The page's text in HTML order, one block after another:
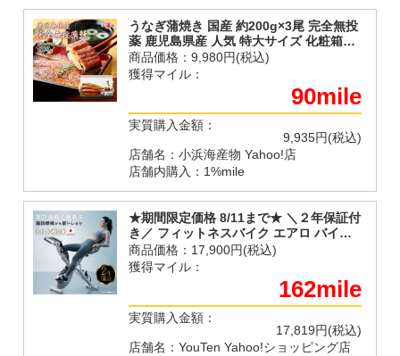
うなぎ蒲焼き 国産 約200g×3尾 完全無投
薬 鹿児島県産 人気 特大サイズ 化粧箱入
蒲焼きうなぎ蒲焼き うなぎ 爆買
商品価格： 9,980円(税込)
獲得マイル：
90mile
実質購入金額：
9,935円(税込)
店舗名：小浜海産物 Yahoo!店
店舗内購入：1%mile
★期間限定価格 8/11まで★ ＼２年保証付
き／ フィットネスバイク エアロ バイク
ビクス 16段階 ホイール 折りたたみ スピ
ンバイク
商品価格： 17,900円(税込)
獲得マイル：
162mile
実質購入金額：
17,819円(税込)
店舗名：YouTen Yahoo!ショッピング店